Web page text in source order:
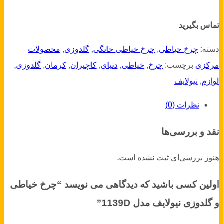
تماس بگیرید
دسته: چرخ خیاطی, چرخ خیاطی خانگی, گلدوزی, محصولات
مرکزی برچسب: چرخ, خیاطی, دنیای, کاچیران, کرمان, گلدوزی,
لوازم, نیولایف
نظرات (0)
نقد و بررسی‌ها
هنوز بررسی‌ای ثبت نشده است.
اولین کسی باشید که دیدگاهی می نویسد “چرخ خیاطی
و گلدوزی نیولایف مدل 1139D”